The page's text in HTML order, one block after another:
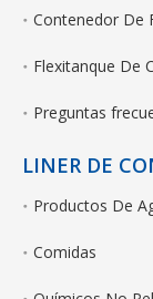
Contenedor De
Flexitanque De
Preguntas
LINER DE
Productos De
Comidas